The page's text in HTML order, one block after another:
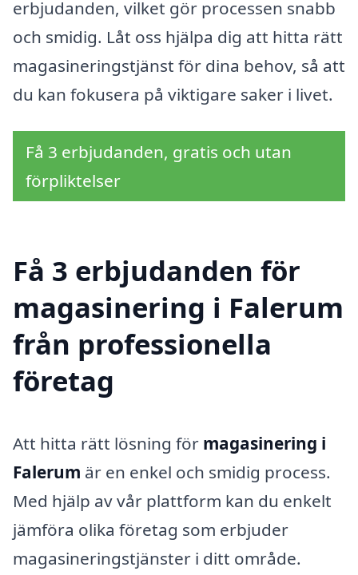
erbjudanden, vilket gör processen snabb
och smidig. Låt oss hjälpa dig att hitta rätt
magasineringstjänst för dina behov, så att
du kan fokusera på viktigare saker i livet.
Få 3 erbjudanden, gratis och utan
förpliktelser
Få 3 erbjudanden för
magasinering i Falerum
från professionella
företag
Att hitta rätt lösning för magasinering i
Falerum är en enkel och smidig process.
Med hjälp av vår plattform kan du enkelt
jämföra olika företag som erbjuder
magasineringstjänster i ditt område.